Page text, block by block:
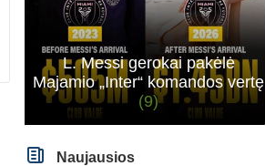
L. Messi gerokai pakėlė
Majamio „Inter“ komandos vertę
(9)
Naujausios